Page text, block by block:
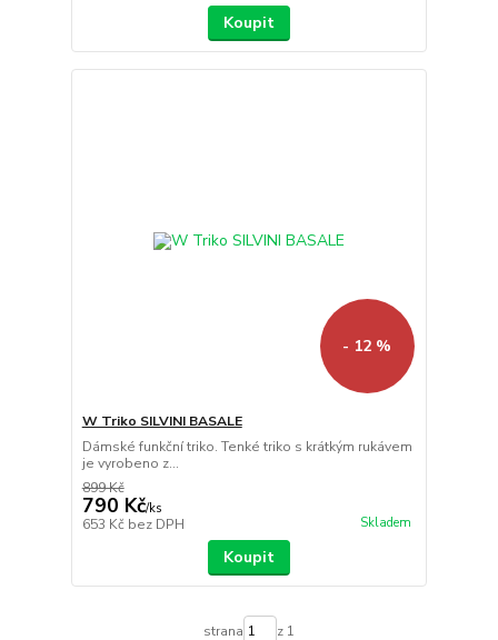
Koupit
- 12 %
W Triko SILVINI BASALE
Dámské funkční triko. Tenké triko s krátkým rukávem
je vyrobeno z...
899 Kč
790 Kč/ks
653 Kč bez DPH Skladem
Koupit
strana z 1